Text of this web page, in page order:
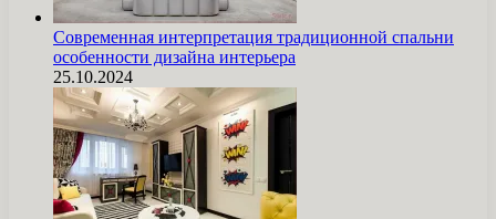
Современная интерпретация традиционной спальни
особенности дизайна интерьера
25.10.2024